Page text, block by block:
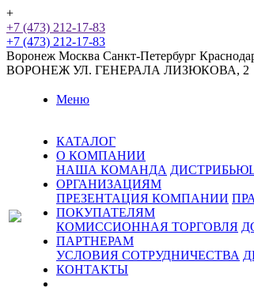
+
+7 (473) 212-17-83
+7 (473) 212-17-83
Воронеж Москва Санкт-Петербург
ВОРОНЕЖ УЛ. ГЕНЕРАЛА ЛИЗЮКОВА, 2
Меню
КАТАЛОГ
О КОМПАНИИ
НАША КОМАНДА
ОРГАНИЗАЦИЯМ
ПРЕЗЕНТАЦИЯ КОМПАНИИ
ПОКУПАТЕЛЯМ
КОМИССИОННАЯ ТОРГОВЛЯ
ПАРТНЕРАМ
УСЛОВИЯ СОТРУДНИЧЕСТВА
КОНТАКТЫ